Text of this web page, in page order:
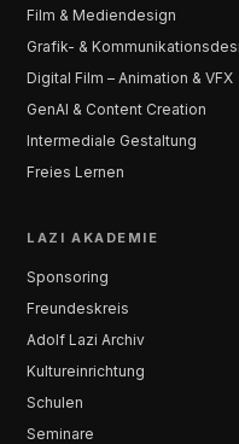
Film & Mediendesign
Grafik- &
Digital Film – Animation & VFX
GenAI & Content Creation
Intermediale Gestaltung
Freies Lernen
LAZI AKADEMIE
Sponsoring
Freundeskreis
Adolf Lazi Archiv
Kultureinrichtung
Schulen
Seminare